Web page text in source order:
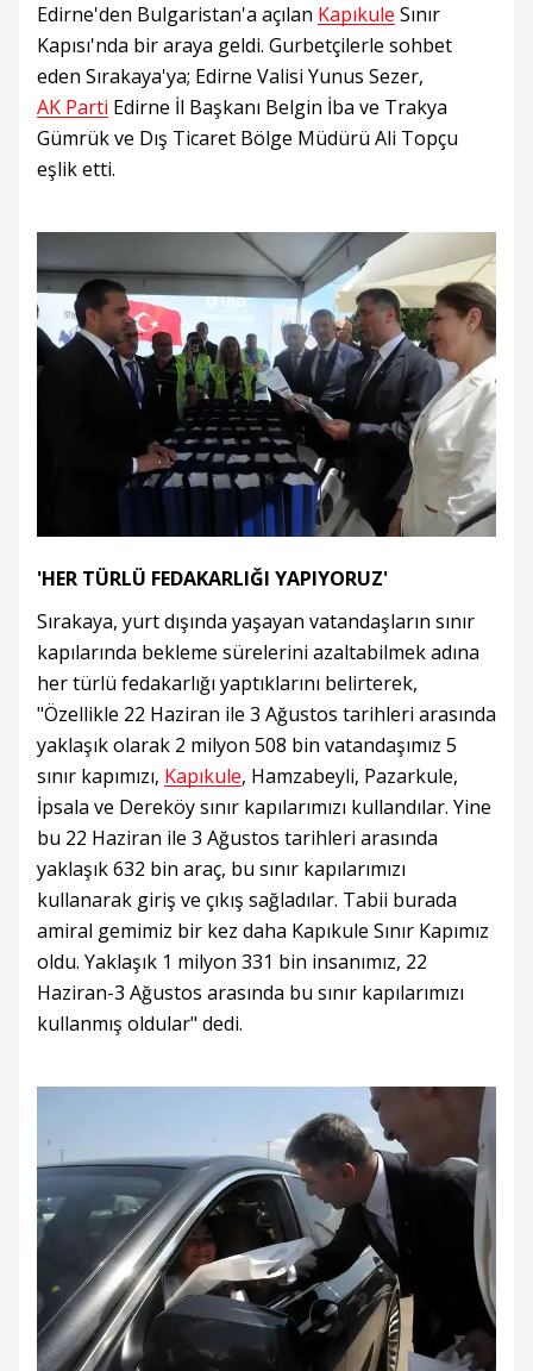
Edirne'den Bulgaristan'a açılan Kapıkule Sınır
Kapısı'nda bir araya geldi. Gurbetçilerle sohbet
eden Sırakaya'ya; Edirne Valisi Yunus Sezer,
AK Parti Edirne İl Başkanı Belgin İba ve Trakya
Gümrük ve Dış Ticaret Bölge Müdürü Ali Topçu
eşlik etti.
'HER TÜRLÜ FEDAKARLIĞI YAPIYORUZ'
Sırakaya, yurt dışında yaşayan vatandaşların sınır
kapılarında bekleme sürelerini azaltabilmek adına
her türlü fedakarlığı yaptıklarını belirterek,
"Özellikle 22 Haziran ile 3 Ağustos tarihleri arasında
yaklaşık olarak 2 milyon 508 bin vatandaşımız 5
sınır kapımızı, Kapıkule, Hamzabeyli, Pazarkule,
İpsala ve Dereköy sınır kapılarımızı kullandılar. Yine
bu 22 Haziran ile 3 Ağustos tarihleri arasında
yaklaşık 632 bin araç, bu sınır kapılarımızı
kullanarak giriş ve çıkış sağladılar. Tabii burada
amiral gemimiz bir kez daha Kapıkule Sınır Kapımız
oldu. Yaklaşık 1 milyon 331 bin insanımız, 22
Haziran-3 Ağustos arasında bu sınır kapılarımızı
kullanmış oldular" dedi.